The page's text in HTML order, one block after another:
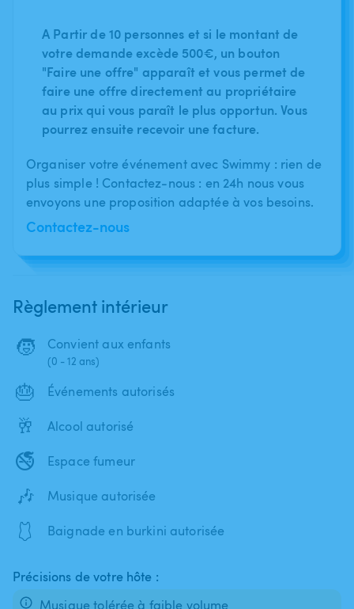
A Partir de 10 personnes et si le montant de
votre demande excède 500€, un bouton
"Faire une offre" apparaît et vous permet de
faire une offre directement au propriétaire
au prix qui vous paraît le plus opportun. Vous
pourrez ensuite recevoir une facture.
Organiser votre événement avec Swimmy : rien de
plus simple ! Contactez-nous : en 24h nous vous
envoyons une proposition adaptée à vos besoins.
Contactez-nous
Règlement intérieur
🧒 Convient aux enfants
(0 - 12 ans)
🎂 Événements autorisés
🥂 Alcool autorisé
🚭 Espace fumeur
🎶 Musique autorisée
🩱 Baignade en burkini autorisée
Précisions de votre hôte :
Musique tolérée à faible volume